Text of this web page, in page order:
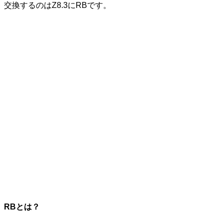
交換するのはZ8.3にRBです。
RBとは？